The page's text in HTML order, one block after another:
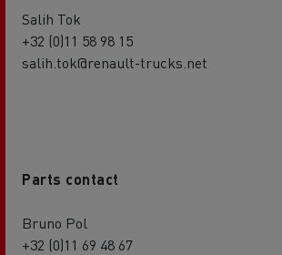
Salih Tok
+32 (0)11 58 98 15
salih.tok@renault-trucks.net
Parts contact
Bruno Pol
+32 (0)11 69 48 67